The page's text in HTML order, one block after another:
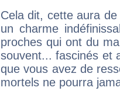
Cela dit, cette aura
un charme
proches qui ont du
souvent... fascinés et
que vous avez de
mortels ne pourra